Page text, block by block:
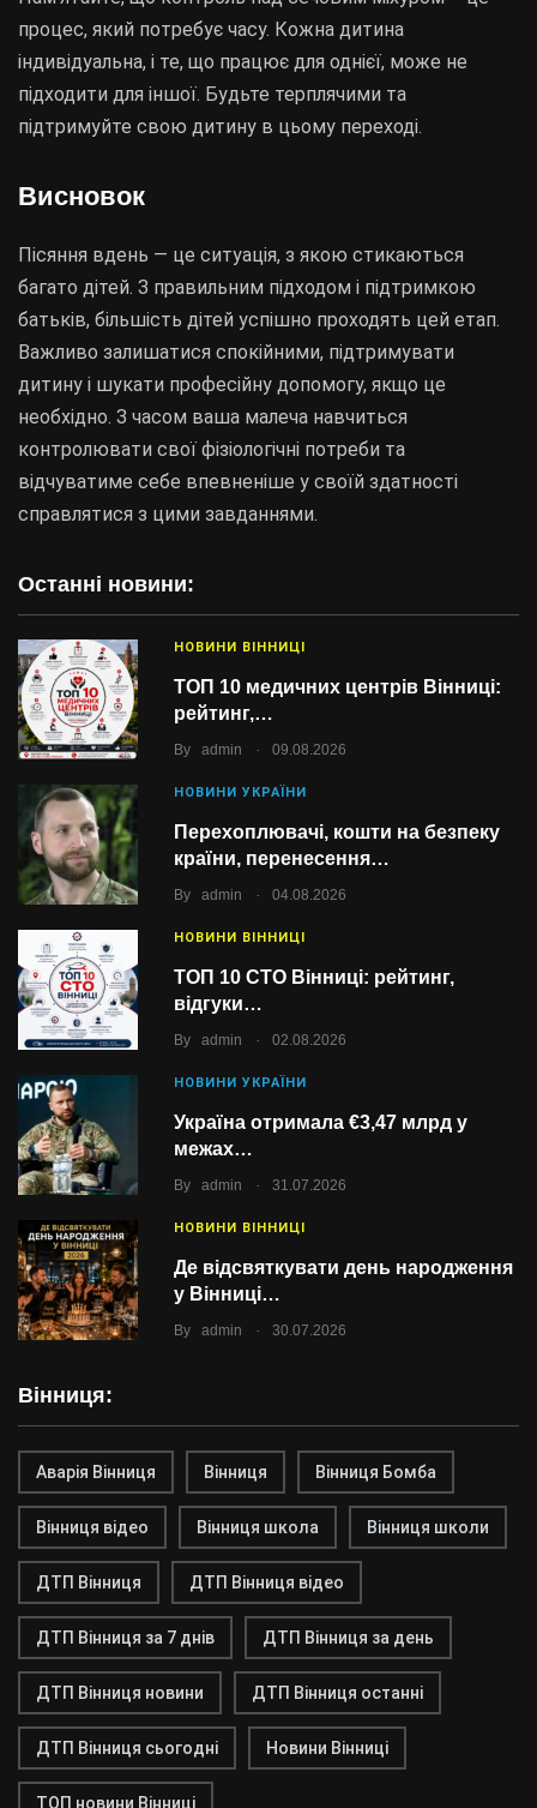
Останні новини:
НОВИНИ ВІННИЦІ
ТОП 10 медичних центрів Вінниці:
рейтинг,…
By admin . 09.08.2026
НОВИНИ УКРАЇНИ
Перехоплювачі, кошти на безпеку
країни, перенесення…
By admin . 04.08.2026
НОВИНИ ВІННИЦІ
ТОП 10 СТО Вінниці: рейтинг,
відгуки…
By admin . 02.08.2026
НОВИНИ УКРАЇНИ
Україна отримала €3,47 млрд у
межах…
By admin . 31.07.2026
НОВИНИ ВІННИЦІ
Де відсвяткувати день народження
у Вінниці…
By admin . 30.07.2026
Вінниця:
Аварія Вінниця Вінниця Вінниця Бомба
Вінниця відео Вінниця школа Вінниця школи
ДТП Вінниця ДТП Вінниця відео
ДТП Вінниця за 7 днів ДТП Вінниця за день
ДТП Вінниця новини ДТП Вінниця останні
ДТП Вінниця сьогодні Новини Вінниці
ТОП новини Вінниці
процес, який потребує часу. Кожна дитина
індивідуальна, і те, що працює для однієї, може не
підходити для іншої. Будьте терплячими та
підтримуйте свою дитину в цьому переході.
Висновок
Пісяння вдень — це ситуація, з якою стикаються
багато дітей. З правильним підходом і підтримкою
батьків, більшість дітей успішно проходять цей етап.
Важливо залишатися спокійними, підтримувати
дитину і шукати професійну допомогу, якщо це
необхідно. З часом ваша малеча навчиться
контролювати свої фізіологічні потреби та
відчуватиме себе впевненіше у своїй здатності
справлятися з цими завданнями.